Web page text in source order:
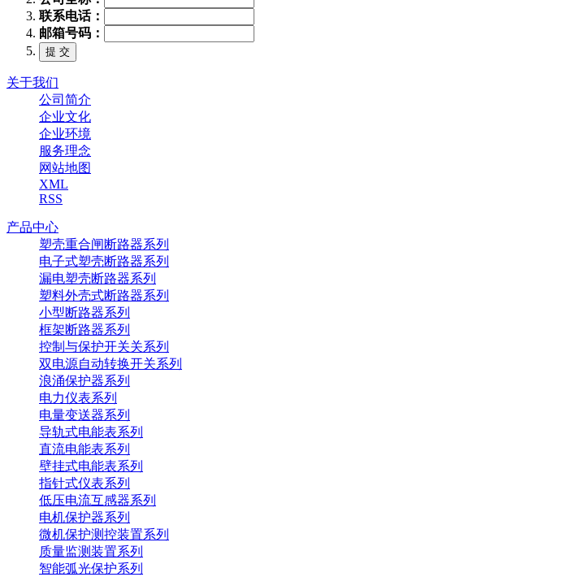
联系电话：
邮箱号码：
关于我们
公司简介
企业文化
企业环境
服务理念
网站地图
XML
RSS
产品中心
塑壳重合闸断路器系列
电子式塑壳断路器系列
漏电塑壳断路器系列
塑料外壳式断路器系列
小型断路器系列
框架断路器系列
控制与保护开关关系列
双电源自动转换开关系列
浪涌保护器系列
电力仪表系列
电量变送器系列
导轨式电能表系列
直流电能表系列
壁挂式电能表系列
指针式仪表系列
低压电流互感器系列
电机保护器系列
微机保护测控装置系列
质量监测装置系列
智能弧光保护系列